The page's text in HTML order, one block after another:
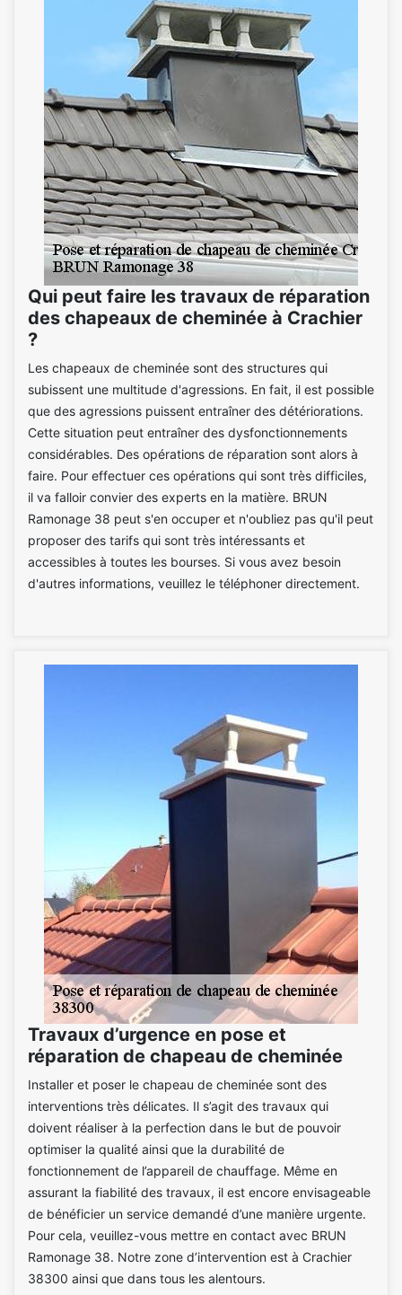
Qui peut faire les travaux de réparation
des chapeaux de cheminée à Crachier
?
Les chapeaux de cheminée sont des structures qui
subissent une multitude d'agressions. En fait, il est possible
que des agressions puissent entraîner des détériorations.
Cette situation peut entraîner des dysfonctionnements
considérables. Des opérations de réparation sont alors à
faire. Pour effectuer ces opérations qui sont très difficiles,
il va falloir convier des experts en la matière. BRUN
Ramonage 38 peut s'en occuper et n'oubliez pas qu'il peut
proposer des tarifs qui sont très intéressants et
accessibles à toutes les bourses. Si vous avez besoin
d'autres informations, veuillez le téléphoner directement.
Travaux d’urgence en pose et
réparation de chapeau de cheminée
Installer et poser le chapeau de cheminée sont des
interventions très délicates. Il s’agit des travaux qui
doivent réaliser à la perfection dans le but de pouvoir
optimiser la qualité ainsi que la durabilité de
fonctionnement de l’appareil de chauffage. Même en
assurant la fiabilité des travaux, il est encore envisageable
de bénéficier un service demandé d’une manière urgente.
Pour cela, veuillez-vous mettre en contact avec BRUN
Ramonage 38. Notre zone d’intervention est à Crachier
38300 ainsi que dans tous les alentours.